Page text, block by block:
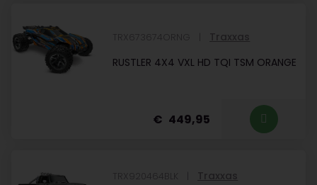
TRX673674ORNG
Traxxas
RUSTLER 4X4 VXL HD TQI TSM ORANGE
449,95
TRX920464BLK
Traxxas